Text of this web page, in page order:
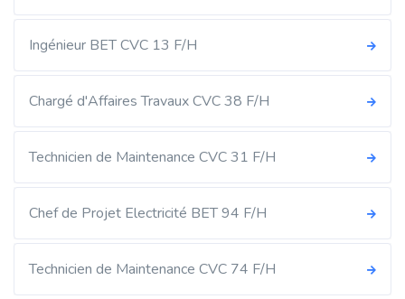
Ingénieur BET CVC 13 F/H
Chargé d'Affaires Travaux CVC 38 F/H
Technicien de Maintenance CVC 31 F/H
Chef de Projet Electricité BET 94 F/H
Technicien de Maintenance CVC 74 F/H